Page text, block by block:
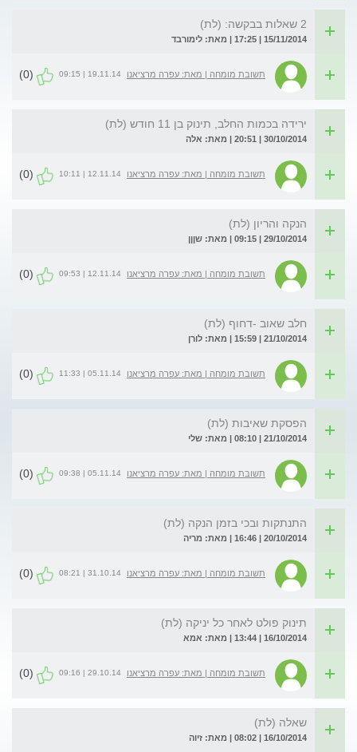
2 שאלות בבקשה: (לת)
15/11/2014 | 17:25 | מאת: לימורבד
תשובת מומחה | מאת: עפרה מרציאנו 19.11.14 | 09:15
(0)
ירידה בכמות החלב, תינוק בן 11 חודש (לת)
30/10/2014 | 20:51 | מאת: אלה
תשובת מומחה | מאת: עפרה מרציאנו 12.11.14 | 10:11
(0)
הנקה והריון (לת)
29/10/2014 | 09:15 | מאת: שןןן
תשובת מומחה | מאת: עפרה מרציאנו 12.11.14 | 09:53
(0)
חלב שאוב -דחוף (לת)
21/10/2014 | 15:59 | מאת: לורן
תשובת מומחה | מאת: עפרה מרציאנו 05.11.14 | 11:33
(0)
הפסקת שאיבות (לת)
21/10/2014 | 08:10 | מאת: שלי
תשובת מומחה | מאת: עפרה מרציאנו 05.11.14 | 09:38
(0)
התנתקות ובכי בזמן הנקה (לת)
20/10/2014 | 16:46 | מאת: מריה
תשובת מומחה | מאת: עפרה מרציאנו 31.10.14 | 08:21
(0)
תינוק פולט לאחר כל יניקה (לת)
16/10/2014 | 13:44 | מאת: אמא
תשובת מומחה | מאת: עפרה מרציאנו 29.10.14 | 09:16
(0)
שאלה (לת)
16/10/2014 | 08:02 | מאת: זיוה